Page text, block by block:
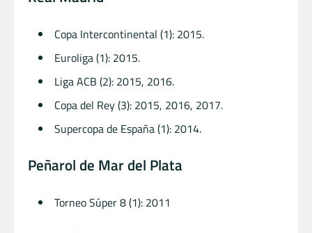
Copa Intercontinental (1): 2015.
Euroliga (1): 2015.
Liga ACB (2): 2015, 2016.
Copa del Rey (3): 2015, 2016, 2017.
Supercopa de España (1): 2014.
Peñarol de Mar del Plata
Torneo Súper 8 (1): 2011